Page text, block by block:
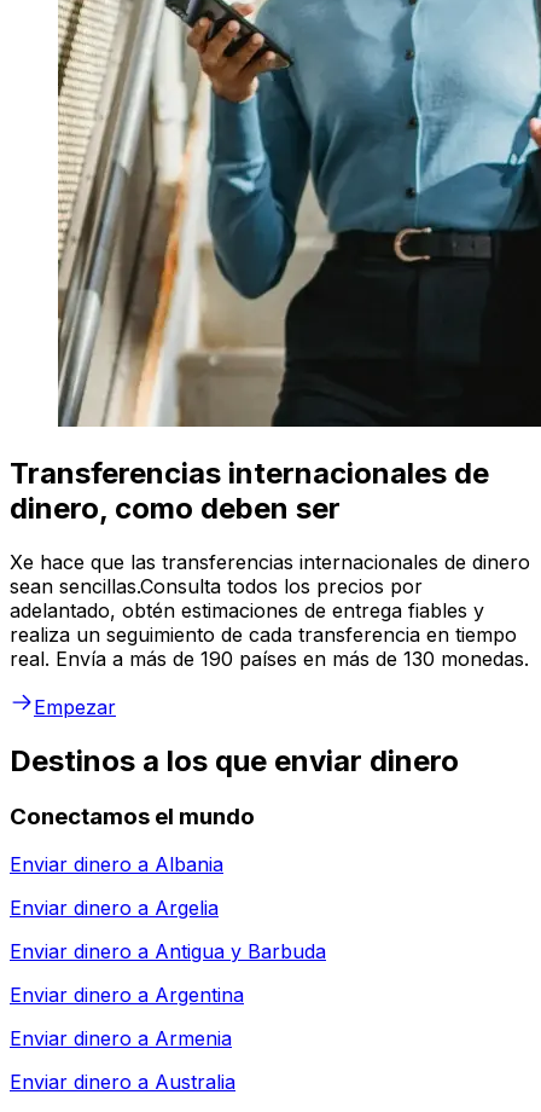
Transferencias internacionales de
dinero, como deben ser
Xe hace que las transferencias internacionales de dinero
sean sencillas.Consulta todos los precios por
adelantado, obtén estimaciones de entrega fiables y
realiza un seguimiento de cada transferencia en tiempo
real. Envía a más de 190 países en más de 130 monedas.
Empezar
Destinos a los que enviar dinero
Conectamos el mundo
Enviar dinero a Albania
Enviar dinero a Argelia
Enviar dinero a Antigua y Barbuda
Enviar dinero a Argentina
Enviar dinero a Armenia
Enviar dinero a Australia